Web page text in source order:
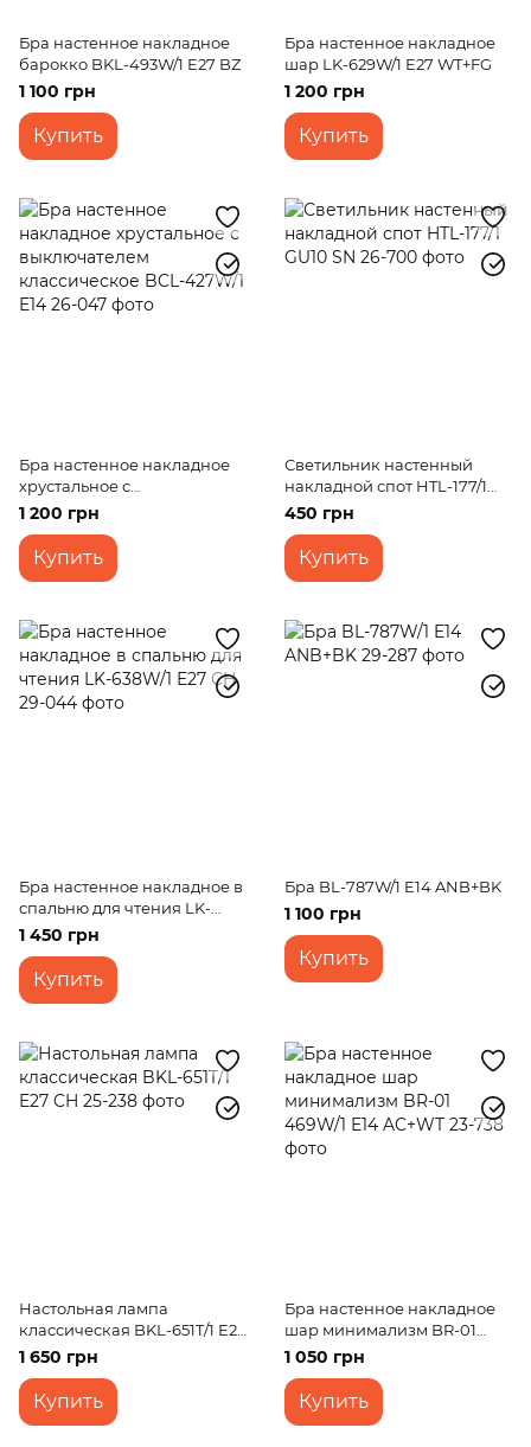
Бра настенное накладное
барокко BKL-493W/1 E27 BZ
1 100 грн
Купить
Бра настенное накладное
шар LK-629W/1 E27 WT+FG
1 200 грн
Купить
Бра настенное накладное
хрустальное с
выключателем
классическое BCL-427W/1
E14
1 200 грн
Купить
Светильник настенный
накладной спот HTL-177/1
GU10 SN
450 грн
Купить
Бра настенное накладное в
спальню для чтения LK-
638W/1 E27 CH
1 450 грн
Купить
Бра BL-787W/1 E14 ANB+BK
1 100 грн
Купить
Настольная лампа
классическая BKL-651T/1 E27
CH
1 650 грн
Купить
Бра настенное накладное
шар минимализм BR-01
469W/1 E14 AC+WT
1 050 грн
Купить